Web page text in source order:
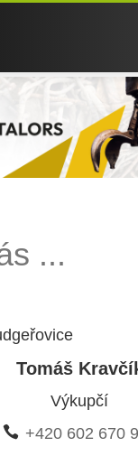
...
Tomáš
Výkupčí
+420 602 670